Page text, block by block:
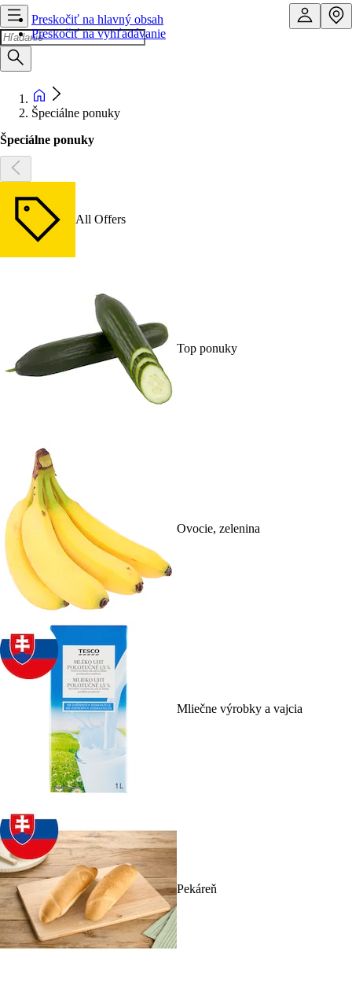
Preskočiť na hlavný obsah
Preskočiť na vyhľadávanie
Špeciálne ponuky
Špeciálne ponuky
All Offers
Top ponuky
Ovocie, zelenina
Mliečne výrobky a vajcia
Pekáreň